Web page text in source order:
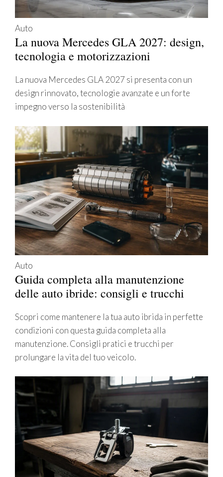
Auto
La nuova Mercedes GLA 2027: design,
tecnologia e motorizzazioni
La nuova Mercedes GLA 2027 si presenta con un
design rinnovato, tecnologie avanzate e un forte
impegno verso la sostenibilità
Auto
Guida completa alla manutenzione
delle auto ibride: consigli e trucchi
Scopri come mantenere la tua auto ibrida in perfette
condizioni con questa guida completa alla
manutenzione. Consigli pratici e trucchi per
prolungare la vita del tuo veicolo.